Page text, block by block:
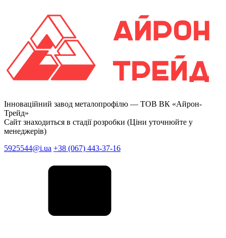
Інноваційний завод металопрофілю — ТОВ ВК «Айрон-
Трейд»
Сайт знаходиться в стадії розробки (Ціни уточнюйте у
менеджерів)
5925544@i.ua +38 (067) 443-37-16